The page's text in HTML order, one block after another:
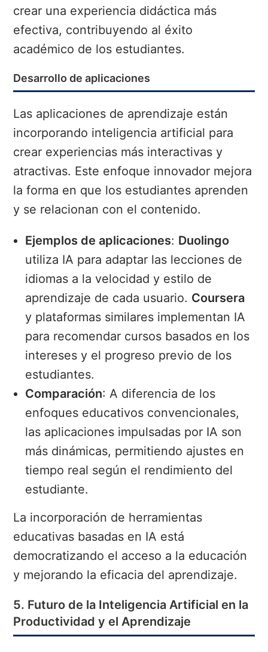
crear una experiencia didáctica más
efectiva, contribuyendo al éxito
académico de los estudiantes.
Desarrollo de aplicaciones
Las aplicaciones de aprendizaje están
incorporando inteligencia artificial para
crear experiencias más interactivas y
atractivas. Este enfoque innovador mejora
la forma en que los estudiantes aprenden
y se relacionan con el contenido.
Ejemplos de aplicaciones: Duolingo
utiliza IA para adaptar las lecciones de
idiomas a la velocidad y estilo de
aprendizaje de cada usuario. Coursera
y plataformas similares implementan IA
para recomendar cursos basados en los
intereses y el progreso previo de los
estudiantes.
Comparación: A diferencia de los
enfoques educativos convencionales,
las aplicaciones impulsadas por IA son
más dinámicas, permitiendo ajustes en
tiempo real según el rendimiento del
estudiante.
La incorporación de herramientas
educativas basadas en IA está
democratizando el acceso a la educación
y mejorando la eficacia del aprendizaje.
5. Futuro de la Inteligencia Artificial en la
Productividad y el Aprendizaje